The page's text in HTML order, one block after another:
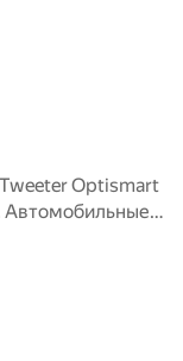
Optismart
Автомобильные
твиттеры.